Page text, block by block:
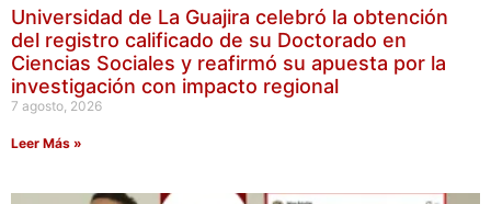
Universidad de La Guajira celebró la obtención
del registro calificado de su Doctorado en
Ciencias Sociales y reafirmó su apuesta por la
investigación con impacto regional
7 agosto, 2026
Leer Más »